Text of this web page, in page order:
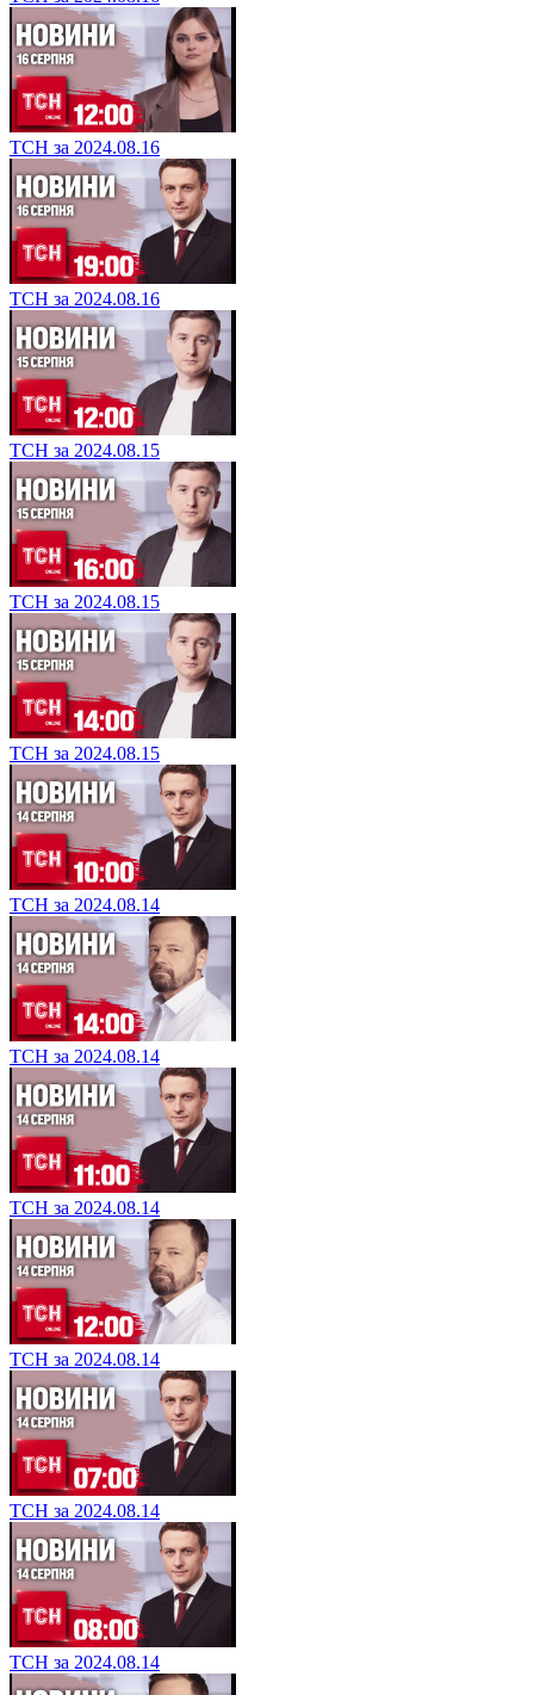
ТСН за 2024.08.16
ТСН за 2024.08.16
ТСН за 2024.08.15
ТСН за 2024.08.15
ТСН за 2024.08.15
ТСН за 2024.08.14
ТСН за 2024.08.14
ТСН за 2024.08.14
ТСН за 2024.08.14
ТСН за 2024.08.14
ТСН за 2024.08.14